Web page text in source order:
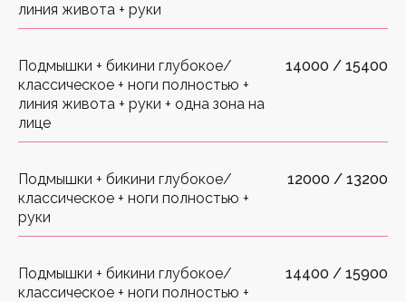
линия живота + руки
Подмышки + бикини глубокое/
классическое + ноги полностью +
линия живота + руки + одна зона на
лице
14000 / 15400
Подмышки + бикини глубокое/
классическое + ноги полностью +
руки
12000 / 13200
Подмышки + бикини глубокое/
классическое + ноги полностью +
14400 / 15900